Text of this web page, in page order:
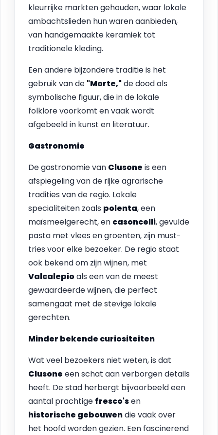
kleurrijke markten gehouden, waar lokale
ambachtslieden hun waren aanbieden,
van handgemaakte keramiek tot
traditionele kleding.
Een andere bijzondere traditie is het
gebruik van de "Morte,"de dood als
symbolische figuur, die in de lokale
folklore voorkomt en vaak wordt
afgebeeld in kunst en literatuur.
Gastronomie
De gastronomie van Clusone is een
afspiegeling van de rijke agrarische
tradities van de regio. Lokale
specialiteiten zoals polenta, een
maïsmeelgerecht, en casoncelli, gevulde
pasta met vlees en groenten, zijn must-
tries voor elke bezoeker. De regio staat
ook bekend om zijn wijnen, met
Valcalepioals een van de meest
gewaardeerde wijnen, die perfect
samengaat met de stevige lokale
gerechten.
Minder bekende curiositeiten
Wat veel bezoekers niet weten, is dat
Clusone een schat aan verborgen details
heeft. De stad herbergt bijvoorbeeld een
aantal prachtige fresco'sen
historische gebouwendie vaak over
het hoofd worden gezien. Een fascinerend